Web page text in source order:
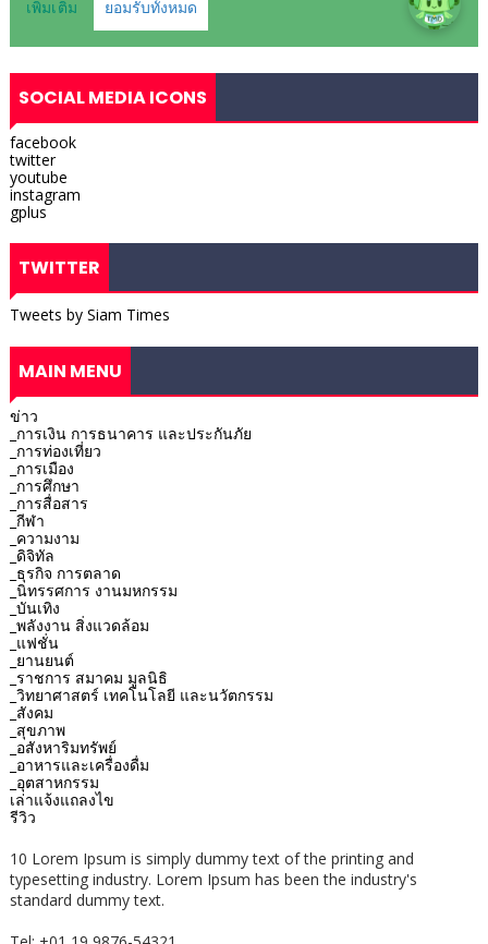
SOCIAL MEDIA ICONS
facebook
twitter
youtube
instagram
gplus
TWITTER
Tweets by Siam Times
MAIN MENU
ข่าว
_การเงิน การธนาคาร และประกันภัย
_การท่องเที่ยว
_การเมือง
_การศึกษา
_การสื่อสาร
_กีฬา
_ความงาม
_ดิจิทัล
_ธุรกิจ การตลาด
_นิทรรศการ งานมหกรรม
_บันเทิง
_พลังงาน สิ่งแวดล้อม
_แฟชั่น
_ยานยนต์
_ราชการ สมาคม มูลนิธิ
_วิทยาศาสตร์ เทคโนโลยี และนวัตกรรม
_สังคม
_สุขภาพ
_อสังหาริมทรัพย์
_อาหารและเครื่องดื่ม
_อุตสาหกรรม
เล่าแจ้งแถลงไข
รีวิว
10 Lorem Ipsum is simply dummy text of the printing and
typesetting industry. Lorem Ipsum has been the industry's
standard dummy text.